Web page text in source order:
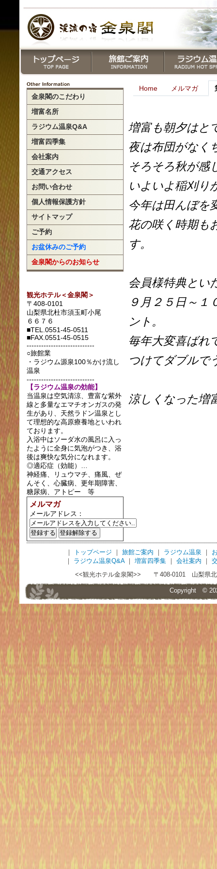
金泉閣のこだわり
増富名所
ラジウム温泉Q&A
増富四季集
会社案内
交通アクセス
お問い合わせ
個人情報保護方針
サイトマップ
ご予約
お盆休みのご予約
金泉閣からのお知らせ
観光ホテル＜金泉閣＞
〒408-0101
山梨県北杜市須玉町小尾
６６７６
■TEL.0551-45-0511
■FAX.0551-45-0515
----------------------------
○旅館業
・ラジウム源泉100％かけ流し
温泉
----------------------------
【ラジウム温泉の効能】
当温泉は空気清涼、豊富な紫外
線と多量なエマチオンガスの発
生があり、天然ラドン温泉とし
て理想的な高原療養地といわれ
ております。
入浴中はソーダ水の風呂に入っ
たように全身に気泡がつき、浴
後は爽快な気分になれます。
◎適応症（効能）…
神経痛、リュウマチ、痛風、ぜ
んそく、心臓病、更年期障害、
糖尿病、アトピー 等
メルマガ
メールアドレス：
Home メルマガ
増富も朝夕はと
夜は布団がなく
そろそろ秋が感
いよいよ稲刈り
今年は田んぼを
花の咲く時期も
す。
会員様特典とい
９月２５日～１
ント。
毎年大変喜ばれ
つけてダブルで
涼しくなった増
｜ トップページ ｜ 旅館ご案内 ｜ ラジウム温泉 ｜
｜ ラジウム温泉Q&A｜ 増富四季集 ｜ 会社案内 ｜
<<観光ホテル金泉閣>> 〒408-0101 山梨県北
Copyright ©